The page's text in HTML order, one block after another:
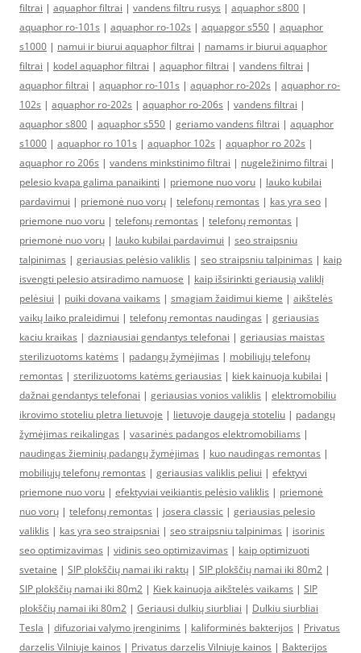
filtrai | aquaphor filtrai | vandens filtru rusys | aquaphor s800 |
aquaphor ro-101s | aquaphor ro-102s | aquapgor s550 | aquaphor
s1000 | namui ir biurui aquaphor filtrai | namams ir biurui aquaphor
filtrai | kodel aquaphor filtrai | aquaphor filtrai | vandens filtrai |
aquaphor filtrai | aquaphor ro-101s | aquaphor ro-202s | aquaphor ro-
102s | aquaphor ro-202s | aquaphor ro-206s | vandens filtrai |
aquaphor s800 | aquaphor s550 | geriamo vandens filtrai | aquaphor
s1000 | aquaphor ro 101s | aquaphor 102s | aquaphor ro 202s |
aquaphor ro 206s | vandens minkstinimo filtrai | nugeležinimo filtrai |
pelesio kvapa galima panaikinti | priemone nuo voru | lauko kubilai
pardavimui | priemonė nuo vorų | telefonų remontas | kas yra seo |
priemone nuo voru | telefonų remontas | telefonų remontas |
priemonė nuo vorų | lauko kubilai pardavimui | seo straipsniu
talpinimas | geriausias pelėsio valiklis | seo straipsniu talpinimas | kaip
isvengti pelesio atsiradimo namuose | kaip išsirinkti geriausią valiklį
pelėsiui | puiki dovana vaikams | smagiam žaidimui kieme | aikštelės
vaikų laiko praleidimui | telefonų remontas naudingas | geriausias
kaciu kraikas | dazniausiai gendantys telefonai | geriausias maistas
sterilizuotoms katėms | padangų žymėjimas | mobiliųjų telefonų
remontas | sterilizuotoms katėms geriausias | kiek kainuoja kubilai |
dažnai gendantys telefonai | geriausias vonios valiklis | elektromobiliu
ikrovimo stoteliu pletra lietuvoje | lietuvoje daugeja stoteliu | padangų
žymėjimas reikalingas | vasarinės padangos elektromobiliams |
naudingas žieminių padangų žymėjimas | kuo naudingas remontas |
mobiliųjų telefonų remontas | geriausias valiklis peliui | efektyvi
priemone nuo voru | efektyviai veikiantis pelėsio valiklis | priemonė
nuo vorų | telefonų remontas | josera classic | geriausias pelesio
valiklis | kas yra seo straipsniai | seo straipsniu talpinimas | isorinis
seo optimizavimas | vidinis seo optimizavimas | kaip optimizuoti
svetaine | SIP plokščių namai iki raktų | SIP plokščių namai iki 80m2 |
SIP plokščių namai iki 80m2 | Kiek kainuoja aikštelės vaikams | SIP
plokščių namai iki 80m2 | Geriausi dulkių siurbliai | Dulkiu siurbliai
Tesla | difuzoriai valymo įrenginims | kaliforminės bakterijos | Privatus
darzelis Vilniuje kainos | Privatus darzelis Vilniuje kainos | Bakterijos